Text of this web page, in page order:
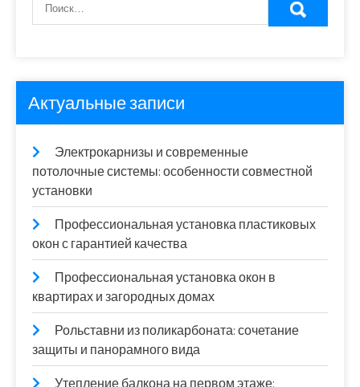
Актуальные записи
Электрокарнизы и современные
потолочные системы: особенности совместной
установки
Профессиональная установка пластиковых
окон с гарантией качества
Профессиональная установка окон в
квартирах и загородных домах
Рольставни из поликарбоната: сочетание
защиты и панорамного вида
Утепление балкона на первом этаже: